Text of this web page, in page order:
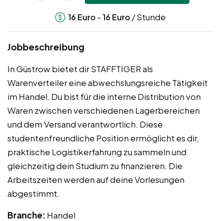
16 Euro -16 Euro / Stunde
Jobbeschreibung
In Güstrow bietet dir STAFFTIGER als
Warenverteiler eine abwechslungsreiche Tätigkeit
im Handel. Du bist für die interne Distribution von
Waren zwischen verschiedenen Lagerbereichen
und dem Versand verantwortlich. Diese
studentenfreundliche Position ermöglicht es dir,
praktische Logistikerfahrung zu sammeln und
gleichzeitig dein Studium zu finanzieren. Die
Arbeitszeiten werden auf deine Vorlesungen
abgestimmt.
Branche: Handel